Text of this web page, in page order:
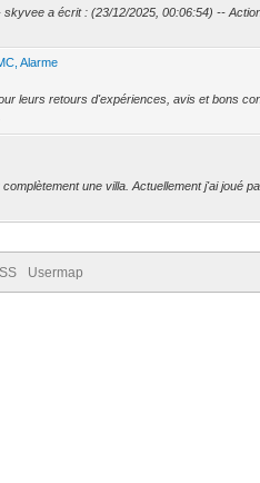
a écrit : (23/12/2025, 00:06:54) --
Alarme
leurs retours d'expériences, avis et bons
une villa. Actuellement j'ai joué
Usermap